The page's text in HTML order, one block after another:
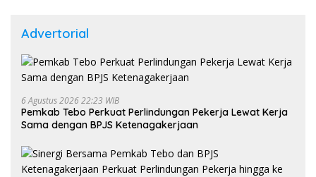
Advertorial
6 Agustus 2026 22:23 WIB
Pemkab Tebo Perkuat Perlindungan Pekerja Lewat Kerja
Sama dengan BPJS Ketenagakerjaan